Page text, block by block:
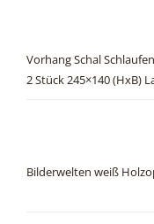
Vorhang Schal
2 Stück 245×140 (HxB)
Bilderwelten weiß